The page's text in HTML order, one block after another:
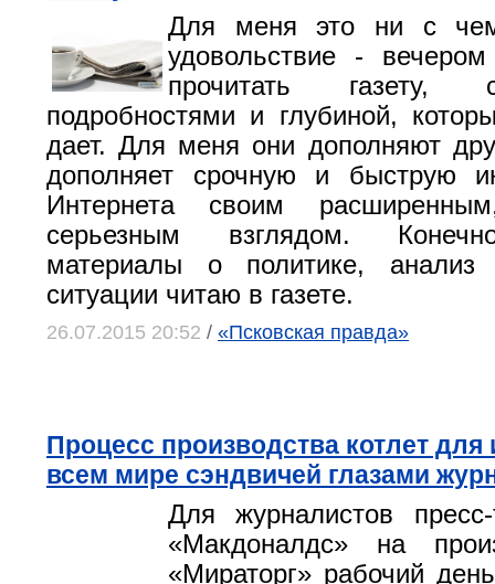
Для меня это ни с
удовольствие -
прочитать газету,
подробностями и глубиной,
дает. Для меня они дополняют
дополняет срочную и быструю
Интернета своим
серьезным взглядом.
материалы о политике, анализ
ситуации читаю в газете.
26.07.2015 20:52 / «Псковская правда»
Процесс производства котлет для
всем мире сэндвичей глазами
Для журналистов
«Макдоналдс» на
«Мираторг» рабочий